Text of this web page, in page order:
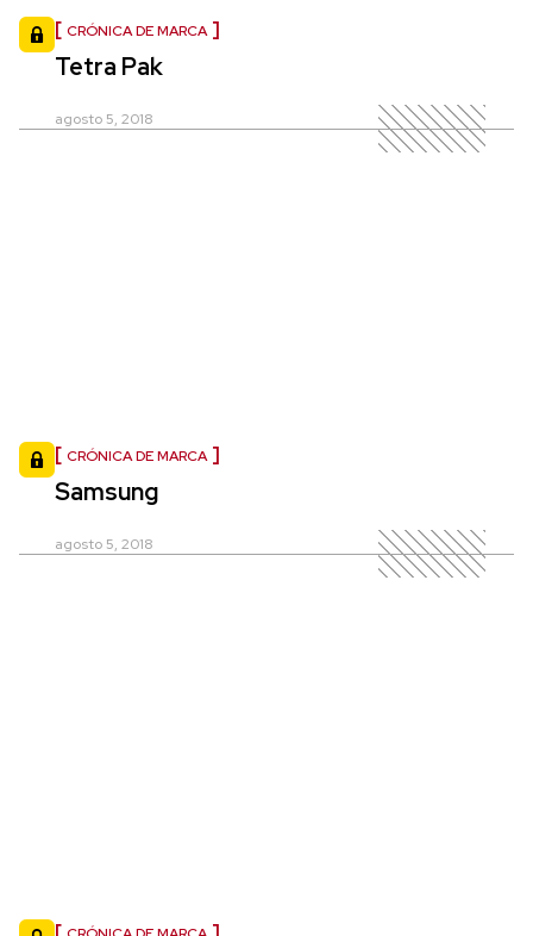
CRÓNICA DE MARCA
Tetra Pak
agosto 5, 2018
CRÓNICA DE MARCA
Samsung
agosto 5, 2018